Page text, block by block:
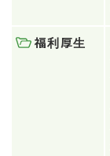
福利厚生